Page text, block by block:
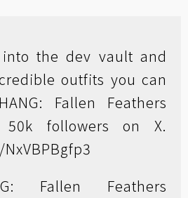
the dev vault and
outfits you can
Fallen Feathers
followers on X.
Fallen Feathers